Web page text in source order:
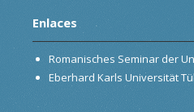
Enlaces
Romanisches Seminar der
Eberhard Karls Universität